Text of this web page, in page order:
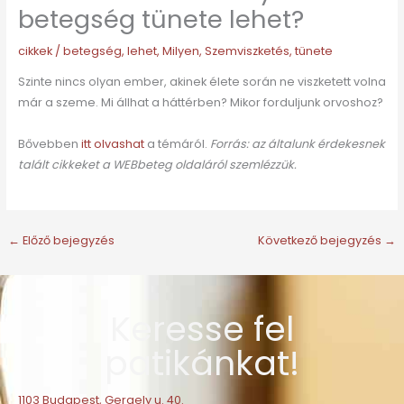
betegség tünete lehet?
cikkek/ betegség, lehet, Milyen, Szemviszketés, tünete
Szinte nincs olyan ember, akinek élete során ne viszketett volna
már a szeme. Mi állhat a háttérben? Mikor forduljunk orvoshoz?
Bővebben itt olvashat a témáról. Forrás: az általunk érdekesnek
talált cikkeket a WEBbeteg oldaláról szemlézzük.
← Előző bejegyzés Következő bejegyzés →
Keresse fel
patikánkat!
1103 Budapest, Gergely u. 40.